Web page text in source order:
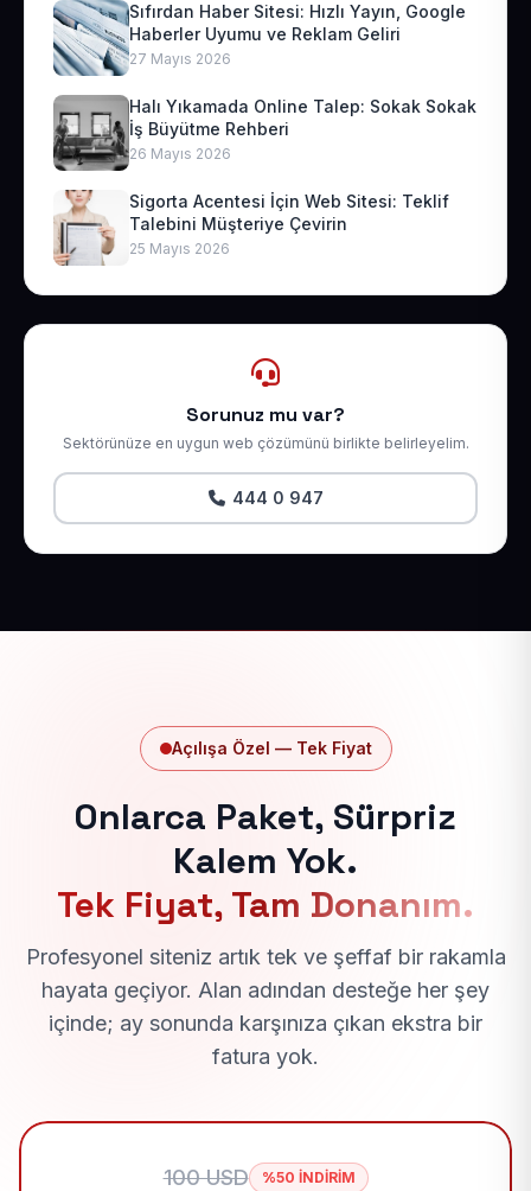
Sıfırdan Haber Sitesi: Hızlı Yayın, Google
Haberler Uyumu ve Reklam Geliri
27 Mayıs 2026
Halı Yıkamada Online Talep: Sokak Sokak
İş Büyütme Rehberi
26 Mayıs 2026
Sigorta Acentesi İçin Web Sitesi: Teklif
Talebini Müşteriye Çevirin
25 Mayıs 2026
Sorunuz mu var?
Sektörünüze en uygun web çözümünü birlikte belirleyelim.
444 0 947
Açılışa Özel — Tek Fiyat
Onlarca Paket, Sürpriz
Kalem Yok.
Tek Fiyat, Tam Donanım.
Profesyonel siteniz artık tek ve şeffaf bir rakamla
hayata geçiyor. Alan adından desteğe her şey
içinde; ay sonunda karşınıza çıkan ekstra bir
fatura yok.
100 USD %50 İNDİRİM